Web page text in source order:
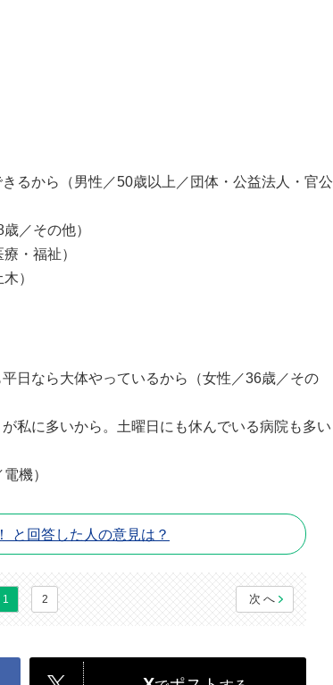
るから（男性／50歳以上／団体・公益法人・官公
／その他）
・福祉）
）
日なら大体やっているから（女性／36歳／その
私に多いから。土曜日にも休んでいる病院も多い
機）
と回答した人の意見は？
1 2 次へ